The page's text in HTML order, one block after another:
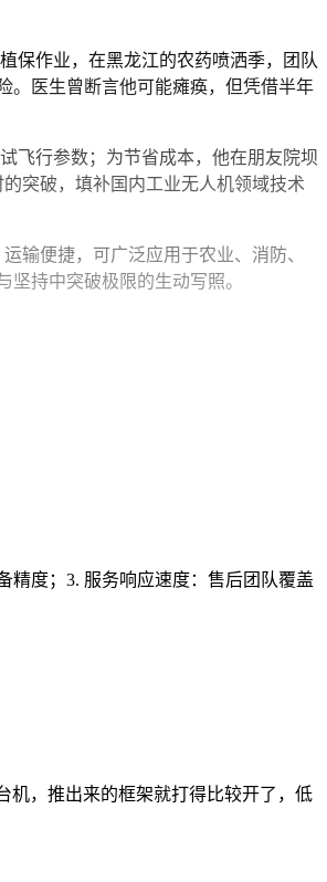
保作业，在黑龙江的农药喷洒季，团队
。医生曾断言他可能瘫痪，但凭借半年
飞行参数；为节省成本，他在朋友院坝
突破，填补国内工业无人机领域技术
输便捷，可广泛应用于农业、消防、
持中突破极限的生动写照。
精度；3. 服务响应速度：售后团队覆盖
机，推出来的框架就打得比较开了，低